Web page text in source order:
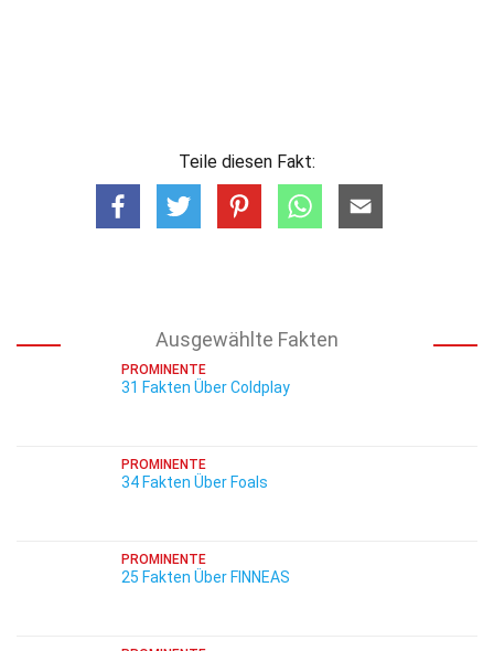
Teile diesen Fakt:
Ausgewählte Fakten
PROMINENTE
31 Fakten Über Coldplay
PROMINENTE
34 Fakten Über Foals
PROMINENTE
25 Fakten Über FINNEAS